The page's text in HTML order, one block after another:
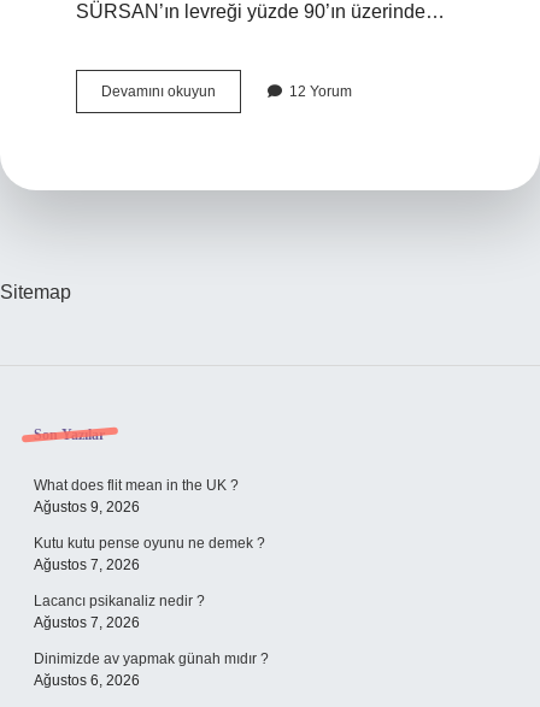
SÜRSAN’ın levreği yüzde 90’ın üzerinde…
Devamını okuyun Dünyanın
En
12 Yorum
Sitemap
Sidebar
Son Yazılar
What does flit mean in the UK ?
Ağustos 9, 2026
Kutu kutu pense oyunu ne demek ?
Ağustos 7, 2026
Lacancı psikanaliz nedir ?
Ağustos 7, 2026
Dinimizde av yapmak günah mıdır ?
Ağustos 6, 2026